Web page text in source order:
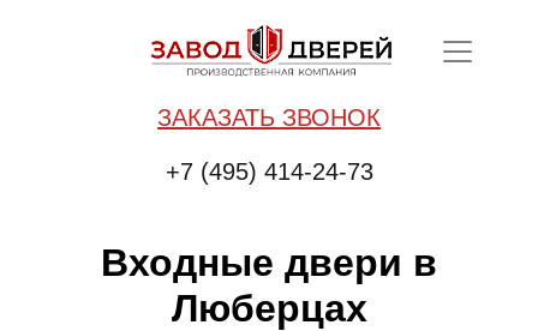
ЗАКАЗАТЬ ЗВОНОК
+7 (495) 414-24-73
Входные двери в
Люберцах